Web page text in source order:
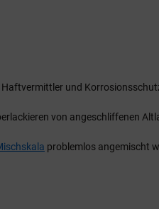
und
von angeschliffenen
problemlos angemischt